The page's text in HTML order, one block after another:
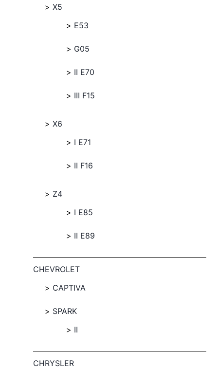
X5
E53
G05
II E70
III F15
X6
I E71
II F16
Z4
I E85
II E89
CHEVROLET
CAPTIVA
SPARK
II
CHRYSLER